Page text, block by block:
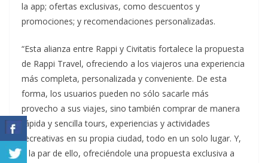
la app; ofertas exclusivas, como descuentos y
promociones; y recomendaciones personalizadas.
“Esta alianza entre Rappi y Civitatis fortalece la propuesta
de Rappi Travel, ofreciendo a los viajeros una experiencia
más completa, personalizada y conveniente. De esta
forma, los usuarios pueden no sólo sacarle más
provecho a sus viajes, sino también comprar de manera
rápida y sencilla tours, experiencias y actividades
recreativas en su propia ciudad, todo en un solo lugar. Y,
a la par de ello, ofreciéndole una propuesta exclusiva a